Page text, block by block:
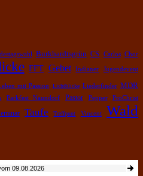
Burkhardtsgrün CS Carlos Chor
FFT Gebet Indianer Jugendevent
mit Passion Lichtblicke Liederfinder MDR
Parkfest Naundorf Pastor Pepper ProChrist
Taufe Treffpunt Vincent Wald